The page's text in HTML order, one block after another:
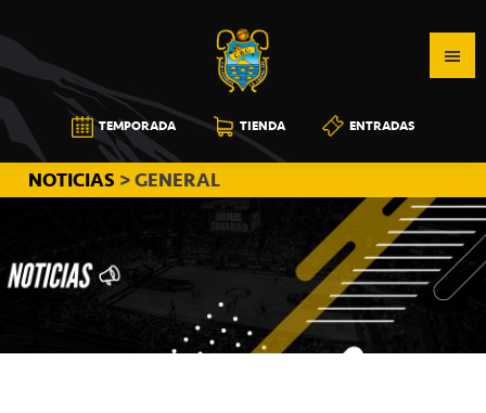
a
la
navegación
principal
al
contenido
principal
a
la
barra
lateral
principal
CB
CANARIAS
TEMPORADA TIENDA ENTRADAS
NOTICIAS > GENERAL